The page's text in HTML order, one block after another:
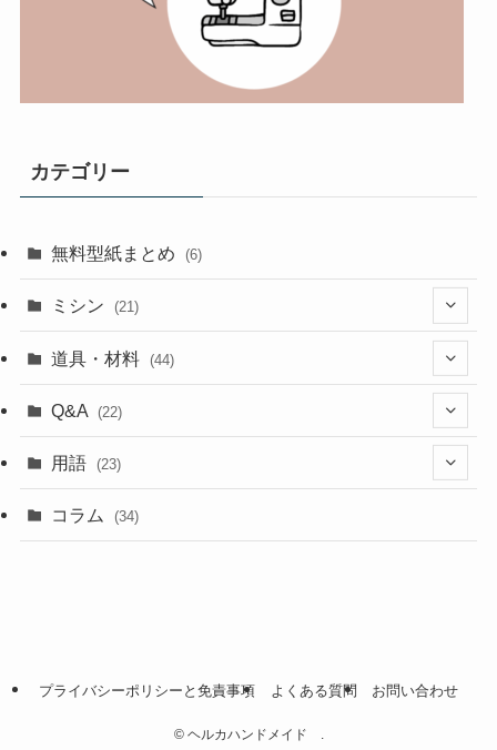
カテゴリー
無料型紙まとめ (6)
ミシン (21)
(11)
道具・材料 (44)
(18)
(4)
Q&A (22)
(5)
用語 (23)
(1)
コラム (34)
プライバシーポリシーと免責事項 よくある質問 お問い合わせ
©ヘルカハンドメイド .